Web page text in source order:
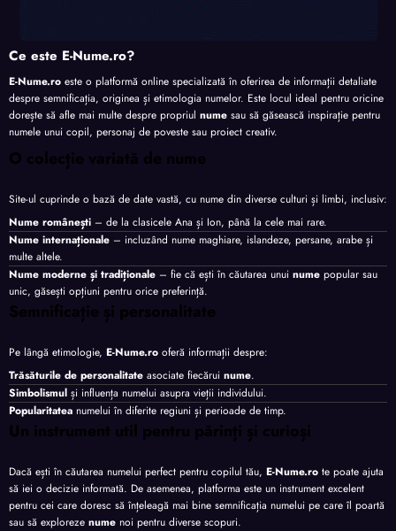
Ce este E-Nume.ro?
E-Nume.ro este o platformă online specializată în oferirea de informații detaliate
despre semnificația, originea și etimologia numelor. Este locul ideal pentru oricine
dorește să afle mai multe despre propriul nume sau să găsească inspirație pentru
numele unui copil, personaj de poveste sau proiect creativ.
O colecție variată de nume
Site-ul cuprinde o bază de date vastă, cu nume din diverse culturi și limbi, inclusiv:
Nume românești – de la clasicele Ana și Ion, până la cele mai rare.
Nume internaționale – incluzând nume maghiare, islandeze, persane, arabe și
multe altele.
Nume moderne și tradiționale – fie că ești în căutarea unui nume popular sau
unic, găsești opțiuni pentru orice preferință.
Semnificație și personalitate
Pe lângă etimologie, E-Nume.ro oferă informații despre:
Trăsăturile de personalitate asociate fiecărui nume.
Simbolismul și influența numelui asupra vieții individului.
Popularitatea numelui în diferite regiuni și perioade de timp.
Un instrument util pentru părinți și curioși
Dacă ești în căutarea numelui perfect pentru copilul tău, E-Nume.ro te poate ajuta
să iei o decizie informată. De asemenea, platforma este un instrument excelent
pentru cei care doresc să înțeleagă mai bine semnificația numelui pe care îl poartă
sau să exploreze nume noi pentru diverse scopuri.